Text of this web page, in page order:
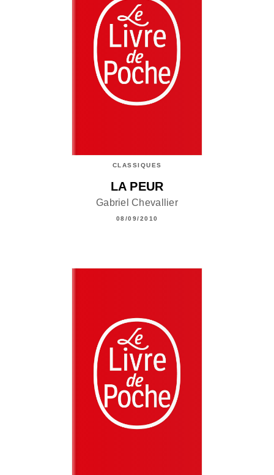
CLASSIQUES
LA PEUR
Gabriel Chevallier
08/09/2010